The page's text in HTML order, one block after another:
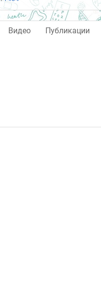
Видео Публикации